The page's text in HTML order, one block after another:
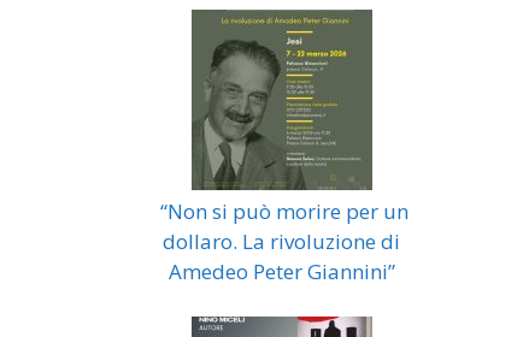
“Non si può morire per un
dollaro. La rivoluzione di
Amedeo Peter Giannini”